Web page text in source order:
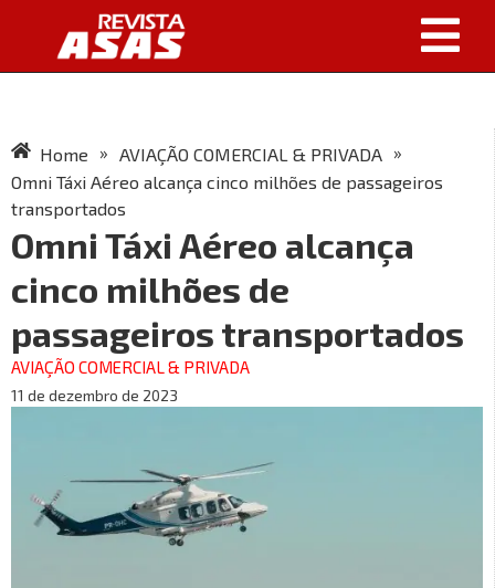
Home » AVIAÇÃO COMERCIAL & PRIVADA »
Omni Táxi Aéreo alcança cinco milhões de passageiros
transportados
Omni Táxi Aéreo alcança
cinco milhões de
passageiros transportados
AVIAÇÃO COMERCIAL & PRIVADA
11 de dezembro de 2023